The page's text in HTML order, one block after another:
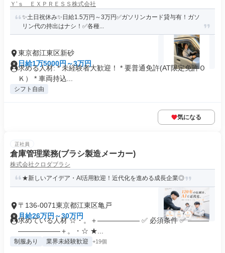
Ｙ’ｓ ＥＸＰＲＥＳＳ株式会社
✨土日祝休み✨日給1.5万円～3万円✅ガソリンカード貸与有！ガソ
リン代の持出はナシ！✅各種...
東京都江東区新砂
日給1万5000円～3万円
求める人材: * 未経験者大歓迎！ * 要普通免許(AT限定免許Ｏ
Ｋ） * 車両持込...
シフト自由
気になる
正社員
倉庫管理業務(ブラシ製造メーカー)
株式会社クロダブラシ
★新しいアイデア・AI活用歓迎！近代化を進める成長企業◎
〒136-0071東京都江東区亀戸
月給26万円～30万円
求めている人材 ☆・。＋―――――― ✅ 必須条件 ✅ ―――
――――――＋。・☆ ★...
制服あり 業界未経験歓迎 +19個